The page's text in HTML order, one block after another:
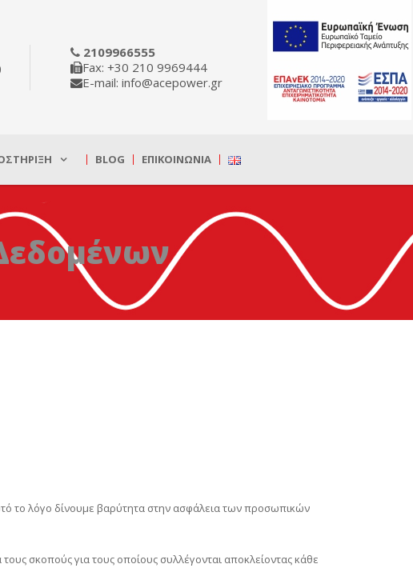
2109966555
Fax: +30 210 9969444
E-mail: info@acepower.gr
BLOG ΕΠΙΚΟΙΝΩΝΊΑ
το λόγο δίνουμε βαρύτητα στην ασφάλεια των προσωπικών
σκοπούς για τους οποίους συλλέγονται αποκλείοντας κάθε